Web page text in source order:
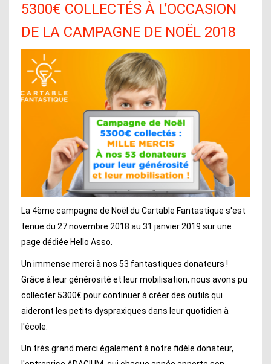
5300€ COLLECTÉS À L’OCCASION
DE LA CAMPAGNE DE NOËL 2018
La 4ème campagne de Noël du Cartable Fantastique s'est
tenue du 27 novembre 2018 au 31 janvier 2019 sur une
page dédiée Hello Asso.
Un immense merci à nos 53 fantastiques donateurs !
Grâce à leur générosité et leur mobilisation, nous avons pu
collecter 5300€ pour continuer à créer des outils qui
aideront les petits dyspraxiques dans leur quotidien à
l'école.
Un très grand merci également à notre fidèle donateur,